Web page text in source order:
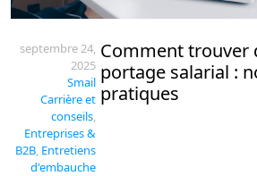
septembre 24,
2025
Smail
Carrière et
conseils,
Entreprises &
B2B, Entretiens
d'embauche
Comment trouver
portage salarial :
pratiques